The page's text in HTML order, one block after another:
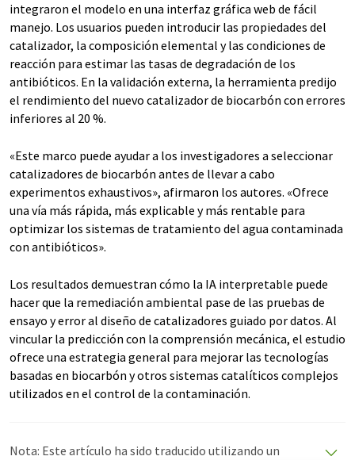
integraron el modelo en una interfaz gráfica web de fácil
manejo. Los usuarios pueden introducir las propiedades del
catalizador, la composición elemental y las condiciones de
reacción para estimar las tasas de degradación de los
antibióticos. En la validación externa, la herramienta predijo
el rendimiento del nuevo catalizador de biocarbón con errores
inferiores al 20 %.
«Este marco puede ayudar a los investigadores a seleccionar
catalizadores de biocarbón antes de llevar a cabo
experimentos exhaustivos», afirmaron los autores. «Ofrece
una vía más rápida, más explicable y más rentable para
optimizar los sistemas de tratamiento del agua contaminada
con antibióticos».
Los resultados demuestran cómo la IA interpretable puede
hacer que la remediación ambiental pase de las pruebas de
ensayo y error al diseño de catalizadores guiado por datos. Al
vincular la predicción con la comprensión mecánica, el estudio
ofrece una estrategia general para mejorar las tecnologías
basadas en biocarbón y otros sistemas catalíticos complejos
utilizados en el control de la contaminación.
Nota: Este artículo ha sido traducido utilizando un